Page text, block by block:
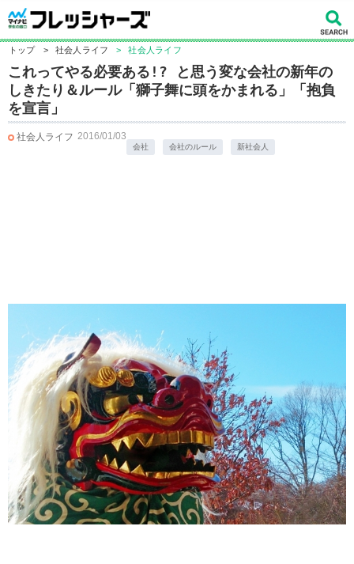
トップ > 社会人ライフ > 社会人ライフ
これってやる必要ある!? と思う変な会社の新年の
しきたり＆ルール「獅子舞に頭をかまれる」「抱負
を宣言」
社会人ライフ 2016/01/03
会社 会社のルール 新社会人